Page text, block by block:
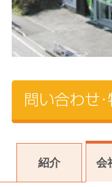
紹介 会